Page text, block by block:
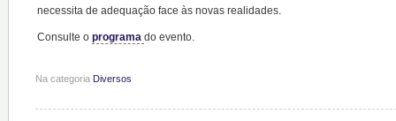
necessita de adequação face às novas realidades.
Consulte o programa do evento.
Na categoria Diversos